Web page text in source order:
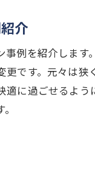
介
例を紹介しま
です。元々は
適に過ごせるよ